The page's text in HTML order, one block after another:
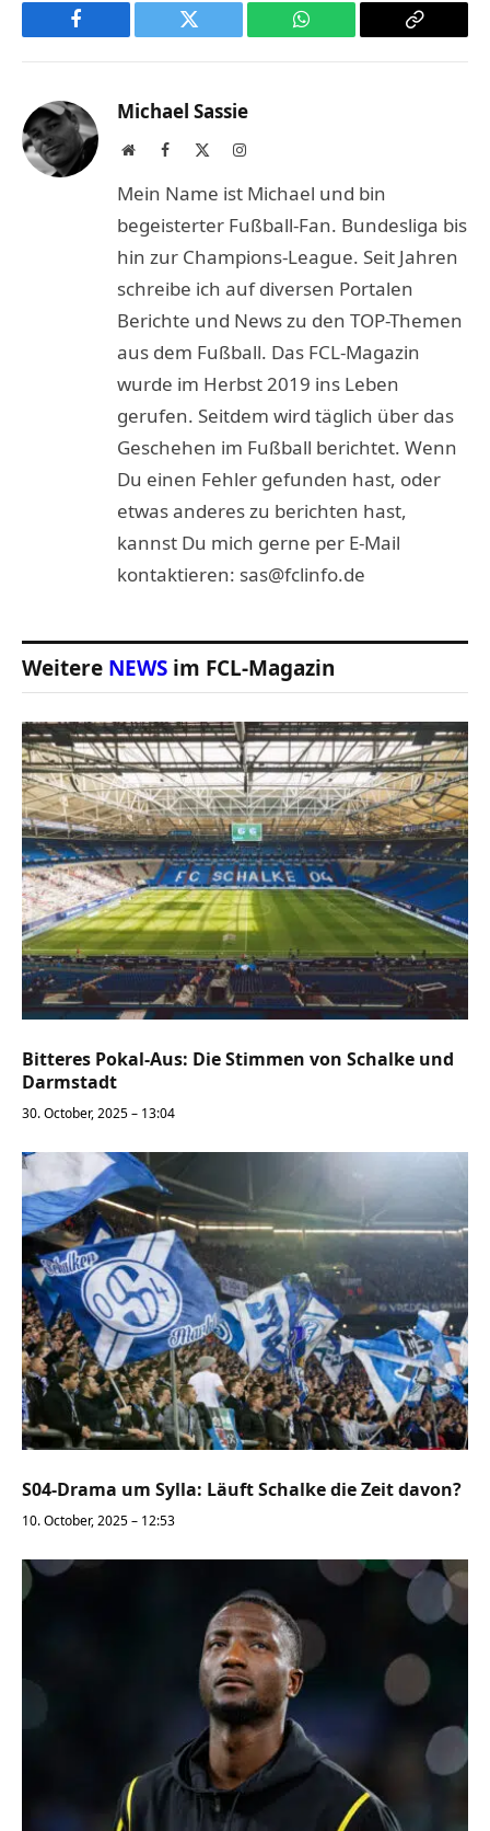
Facebook Twitter WhatsApp
Copy
Michael Sassie
WebsiteFacebook Instagram
Mein Name ist Michael und bin
begeisterter Fußball-Fan. Bundesliga bis
hin zur Champions-League. Seit Jahren
schreibe ich auf diversen Portalen
Berichte und News zu den TOP-Themen
aus dem Fußball. Das FCL-Magazin
wurde im Herbst 2019 ins Leben
gerufen. Seitdem wird täglich über das
Geschehen im Fußball berichtet. Wenn
Du einen Fehler gefunden hast, oder
etwas anderes zu berichten hast,
kannst Du mich gerne per E-Mail
kontaktieren: sas@fclinfo.de
Weitere NEWS im FCL-Magazin
Bitteres Pokal-Aus: Die Stimmen von Schalke und
Darmstadt
30. October, 2025 – 13:04
S04-Drama um Sylla: Läuft Schalke die Zeit davon?
10. October, 2025 – 12:53